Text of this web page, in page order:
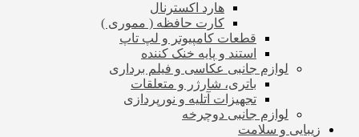
هارد اکسترنال
کارت حافظه ( مموری )
قطعات کامپیوتر و لپ تاپ
استند و پایه خنک کننده
لوازم جانبی عکاسی و فیلم برداری
باتری، شارژر و متعلقات
تجهیزات آتلیه و نورپردازی
لوازم جانبی دوچرخه
زیبایی و سلامت